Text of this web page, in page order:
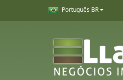
Português BR